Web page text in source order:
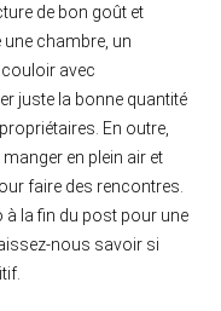
de bon goût et
une chambre, un
couloir avec
juste la bonne quantité
En outre,
en plein air et
faire des rencontres.
à la fin du post pour une
nous savoir si